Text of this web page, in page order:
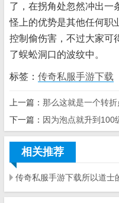
了，在拐角处忽然冲出一
怪上的优势是其他任何职
控制偷伤害，不过大家可
了蜈蚣洞口的波纹中。
标签： 传奇私服手游下载
上一篇： 那么这就是一个转折
下一篇： 因为泡点就升到100
相关推荐
传奇私服手游下载所以道士